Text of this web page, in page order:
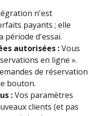
n'est
payants ; elle
période d'essai.
autorisées : Vous
en ligne ».
de réservation
bouton.
: Vos paramètres
clients (et pas